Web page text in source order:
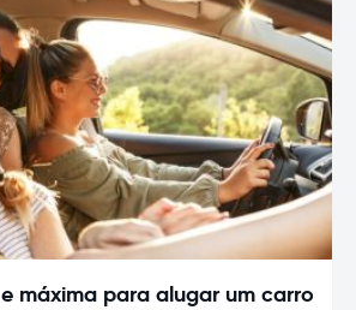
máxima para alugar um carro